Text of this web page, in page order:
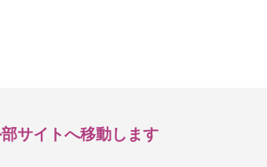
サイトへ移動します